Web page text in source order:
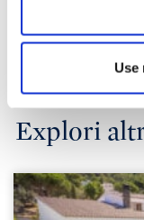
Use
Explori